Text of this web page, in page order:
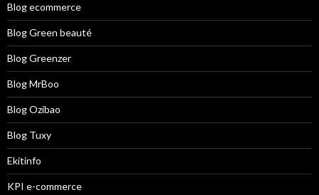
Blog ecommerce
Blog Green beauté
Blog Greenzer
Blog MrBoo
Blog Ozibao
Blog Tuxy
Ekitinfo
KPI e-commerce